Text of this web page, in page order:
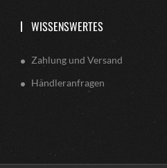
WISSENSWERTES
Zahlung und Versand
Händleranfragen